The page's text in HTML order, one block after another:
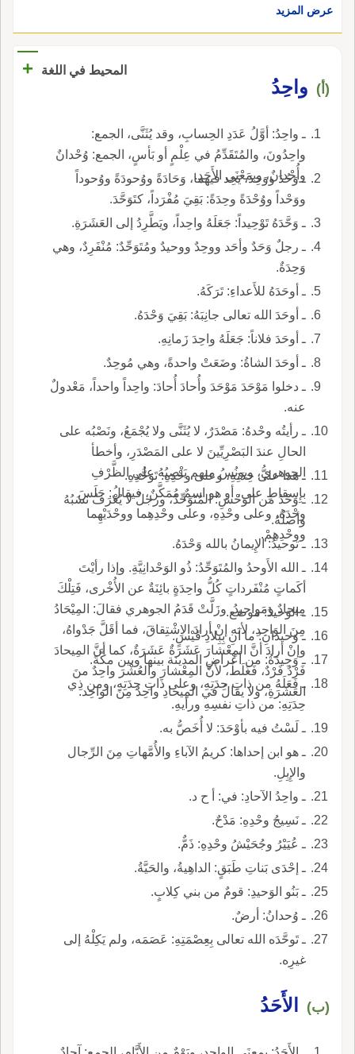
عرض المزيد
المحيط في اللغة +
(أ) واحِدُ
ـ واحِدُ: أوَّلُ عَدَدِ الحِسابِ، وقد يُثَنَّى، الجمع:
واحِدُونَ، والمُتَقَدِّمُ في عِلْمٍ أو بَأسٍ، الجمع: وُحْدانٌ
وأُحْدانٌ، وبمَعْنَى الأَحَدِ.
ـ وَحُدَ ووَحِدَ، يَحِد فيهما، وَحَادَةً ووُحودَةً ووُحوداً
ووَحْداً ووُحْدَةً وحِدَةً: بَقِيَ مُفْرَداً، كتَوَحَّدَ.
ـ وَحَّدَهُ تَوْحِيداً: جَعَلَهُ واحِداً، ويَطَّرِدُ إلى العَشَرَةِ.
ـ رجلٌ وَحَدٌ وأحَد ووحِدٌ ووحيدٌ ومُتَوَحِّدٌ: مُنْفَرِدٌ، وهي
وَحِدَةٌ.
ـ أوحَدَهُ للأَعداءِ: تَرَكَهُ.
ـ أوحَدَ الله تعالى جانِبَهُ: بَقِيَ وَحْدَهُ.
ـ أوحَدَ فلاناً: جَعَلَهُ واحِدَ زَمانِهِ.
ـ أوحَدَ الشاةُ: وضَعَتْ واحدةً، وهي مُوحِدٌ.
ـ دخلوا مَوْحَدَ مَوْحَدَ وأُحادَ أُحادَ: واحِداً واحداً، مَعْدولٌ
عنه.
ـ رأيتُه وحْدهُ: مَصْدَرٌ، لا يُثَنَّى ولا يُجْمَعُ، ونَصْبُه على
الحالِ عندَ البَصْرِيِّينَ لا على المَصْدَرِ، وأخطأ
الجوهريُّ، ويونُسُ منهم يَنْصِبُهُ على الظَّرْفِ
بإِسقاطِ على، أو هو اسمٌ مُمَكَّنٌ، فيقالُ: جَلَسَ
وحْدَهُ، وعلى وحْدِهِ، وعلى وحْدِهِما ووحْدَيْهِما
ووحْدِهِمْ.
ـ هذا على حِدَتِهِ، وعلى وحْدِهِ: تَوَحُّدِهِ.
ـ وَحْدُ من الوَحْشِ: المُتَوَحِّدُ، ورجلٌ لا يُعْرَفُ نَسَبُهُ
وأصلُهُ.
ـ توحيدُ: الإِيمانُ بالله وَحْدَهُ.
ـ الله الأَوحدُ والمُتَوَحِّدُ: ذُو الوَحْدانِيَّةِ. وإذا رأيْتَ
أكَماتٍ مُنْفَرداتٍ كُلُّ واحِدَةٍ بائِنَةٌ عن الأُخْرى، فَتِلْكَ
مِيحادٌ ومَواحيدُ. وزَلَّتْ قَدَمُ الجوهري فقالَ: المِيْحَادُ
مِنَ الوَاحِدِ، لأنه إنْ أرادَ الاِشْتِقاقَ، فما أقَلَّ جَدْواهُ،
وإنْ أرادَ أنَّ المِعْشارَ عَشَرَةٌ عَشَرَةٌ، كما أنَّ المِيحادَ
فَرْدٌ فَرْدٌ، فَغَلَطٌ، لأَنَّ المِعْشارَ والعُشْرَ واحِدٌ منَ
العَشَرَةِ، ولا يقالُ في المِيحادِ واحِدٌ مِنَ الواحِد.
ـ الوَحيدُ: موضع.
ـ وَحيدانِ: ما آنِ بِبِلادِ قَيْسٍ.
ـ وَحِيدَةُ: من أعْراضِ المدينة بينها وبين مكَّةَ.
ـ فَعَلَهُ من ذاتِ حِدَتِهِ، وعلى ذَاتِ حِدَتِهِ، ومن ذِي
حِدَتِهِ: من ذاتِ نفسِهِ ورأيهِ.
ـ لَسْتُ فيه بأوْحَدَ: لا أُخَصُّ به.
ـ هو ابن إحداها: كريمُ الآباءِ والأُمَّهاتِ مِنَ الرِّجال
والإِبِلِ.
ـ واحِدُ الآحادِ: في: أ ح د.
ـ نَسِيجُ وحْدِهِ: مَدْحٌ.
ـ عُيَيْرُ وجُحَيْشُ وحْدِهِ: ذَمٌّ.
ـ إحْدَى بَناتِ طَبَقٍ: الداهِيةُ، والحَيَّةُ.
ـ بَنُو الوَحيدِ: قومٌ من بني كِلابٍ.
ـ وُحدانُ: أرضٌ.
ـ تَوحَّدَه الله تعالى بِعِصْمَتِهِ: عَصَمَه، ولم يَكِلْهُ إلى
غيرِه.
(ب) الأَحَدُ